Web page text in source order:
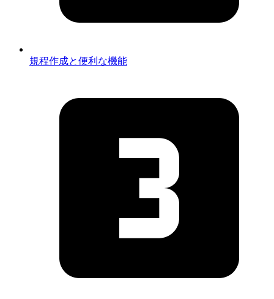
規程作成と便利な機能